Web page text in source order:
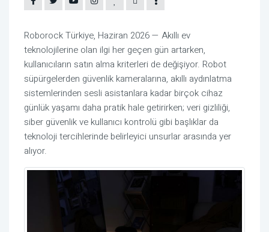
Roborock Türkiye, Haziran 2026 — Akıllı ev
teknolojilerine olan ilgi her geçen gün artarken,
kullanıcıların satın alma kriterleri de değişiyor. Robot
süpürgelerden güvenlik kameralarına, akıllı aydınlatma
sistemlerinden sesli asistanlara kadar birçok cihaz
günlük yaşamı daha pratik hale getirirken; veri gizliliği,
siber güvenlik ve kullanıcı kontrolü gibi başlıklar da
teknoloji tercihlerinde belirleyici unsurlar arasında yer
alıyor.